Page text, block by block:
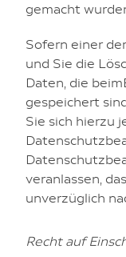
gemacht
Sofern einer
und Sie die
Daten, die
gespeichert
Sie sich hierzu
veranlassen,
unverzüglich
Recht auf